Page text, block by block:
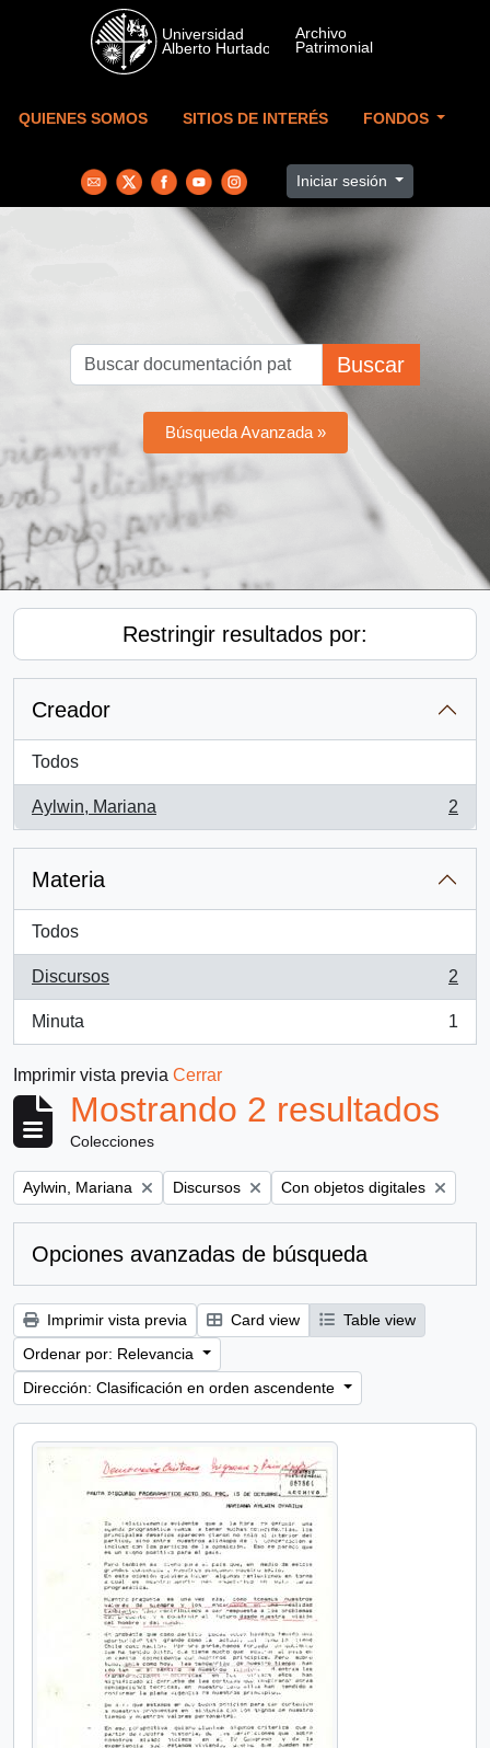
Skip to main content
QUIENES SOMOS SITIOS DE INTERÉS FONDOS
Iniciar sesión
Buscar
Búsqueda Avanzada »
Restringir resultados por:
Creador
Todos
Aylwin, Mariana
, 2 resultados
2
Materia
Todos
Discursos
, 2 resultados
2
Minuta
, 1 resultados
1
Imprimir vista previa Cerrar
Mostrando 2 resultados
Colecciones
Remove filter:
Aylwin, Mariana Remove filter:
Discursos Remove filter:
Con objetos digitales
Opciones avanzadas de búsqueda
Imprimir vista previa Card view
Table view
Ordenar por: Relevancia
Dirección: Clasificación en orden ascendente